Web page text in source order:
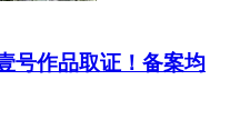
号作品取证！备案均